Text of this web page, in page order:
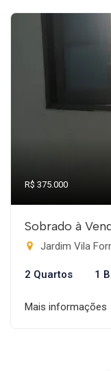
R$ 375.000
Sobrado à
Jardim Vila
2 Quartos 1
Mais informações